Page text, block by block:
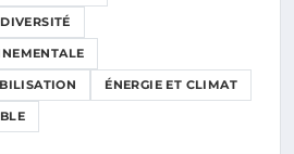
ÉNERGIE ET CLIMAT